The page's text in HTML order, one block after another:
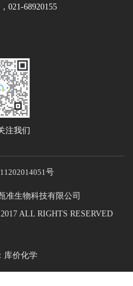
021-68920155
注我们
号
准生物科技有限公司
ALL RIGHTS RESERVED
库价化学